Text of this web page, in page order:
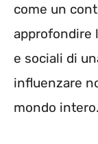
come un
approfondire
e sociali di
influenzare
mondo intero.